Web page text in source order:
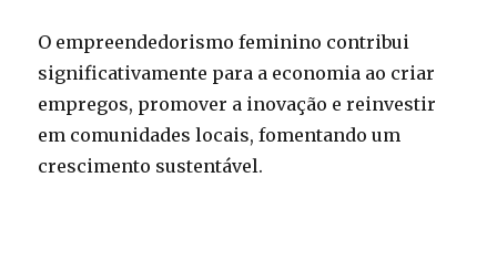
O empreendedorismo feminino contribui
significativamente para a economia ao criar
empregos, promover a inovação e reinvestir
em comunidades locais, fomentando um
crescimento sustentável.